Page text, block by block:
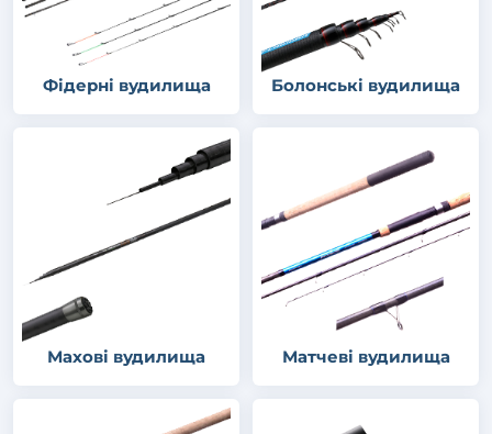
Фідерні вудилища Болонські вудилища
Махові вудилища Матчеві вудилища